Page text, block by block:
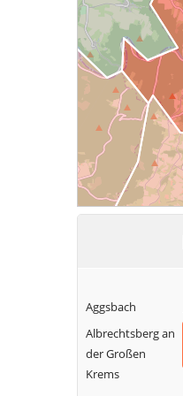
Aggsbach
Albrechtsberg an
der Großen
Krems